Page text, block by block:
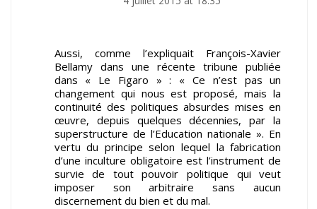
Aussi, comme l’expliquait François-Xavier
Bellamy dans une récente tribune publiée
dans « Le Figaro » : « Ce n’est pas un
changement qui nous est proposé, mais la
continuité des politiques absurdes mises en
œuvre, depuis quelques décennies, par la
superstructure de l’Education nationale ». En
vertu du principe selon lequel la fabrication
d’une inculture obligatoire est l’instrument de
survie de tout pouvoir politique qui veut
imposer son arbitraire sans aucun
discernement du bien et du mal.